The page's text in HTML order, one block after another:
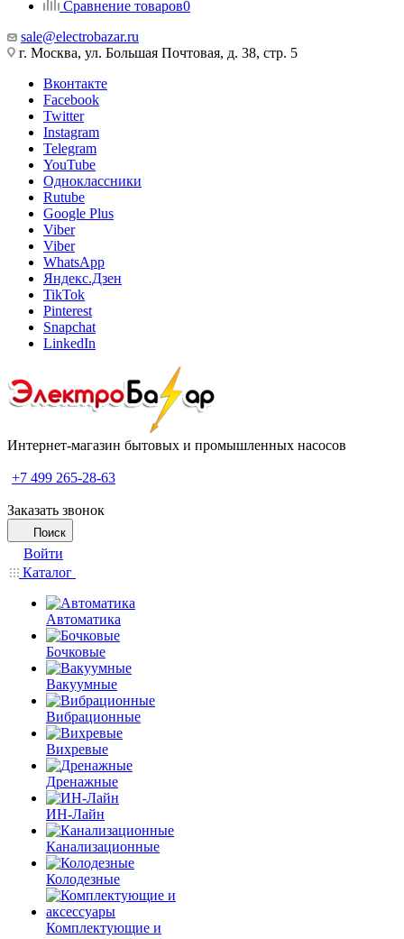
Сравнение товаров0
sale@electrobazar.ru
г. Москва, ул. Большая Почтовая, д. 38, стр. 5
Вконтакте
Facebook
Twitter
Instagram
Telegram
YouTube
Одноклассники
Rutube
Google Plus
Viber
Viber
WhatsApp
Яндекс.Дзен
TikTok
Pinterest
Snapchat
LinkedIn
Интернет-магазин бытовых и промышленных насосов
+7 499 265-28-63
Заказать звонок
Поиск
Войти
Каталог
Автоматика
Бочковые
Вакуумные
Вибрационные
Вихревые
Дренажные
ИН-Лайн
Канализационные
Колодезные
Комплектующие и